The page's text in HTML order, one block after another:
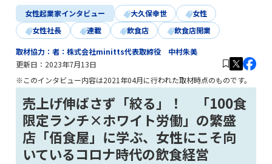
女性起業家インタビュー 大久保幸世
女性
女性社長
連載 飲食店 飲食店開業
取材協力：者：株式会社minitts代表取締役 中村朱美
更新日： 2023年7月13日
※このインタビュー内容は2021年04月に行われた取材時点のものです。
売上げ伸ばさず「絞る」！ 「100食
限定ランチ×ホワイト労働」の繁盛
店「佰食屋」に学ぶ、女性にこそ向
いているコロナ時代の飲食経営